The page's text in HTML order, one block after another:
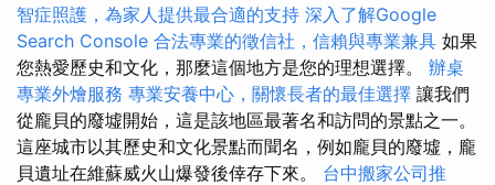
智症照護，為家人提供最合適的支持 深入了解Google
Search Console 合法專業的徵信社，信賴與專業兼具 如果
您熱愛歷史和文化，那麼這個地方是您的理想選擇。 辦桌
專業外燴服務 專業安養中心，關懷長者的最佳選擇 讓我們
從龐貝的廢墟開始，這是該地區最著名和訪問的景點之一。
這座城市以其歷史和文化景點而聞名，例如龐貝的廢墟，龐
貝遺址在維蘇威火山爆發後倖存下來。 台中搬家公司推